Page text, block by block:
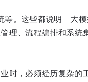
。这些都说明，大
理、流程编排和系统
时，必须经历复杂的